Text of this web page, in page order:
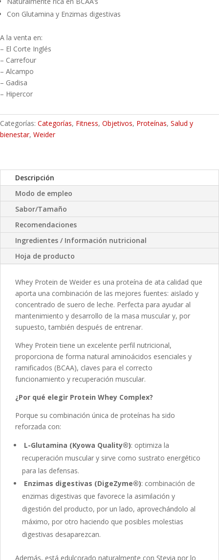
Con Glutamina y Enzimas digestivas
A la venta en:
– El Corte Inglés
– Carrefour
– Alcampo
– Gadisa
– Hipercor
Categorías: Categorías, Fitness, Objetivos, Proteínas, Salud y
bienestar, Weider
Descripción
Modo de empleo
Sabor/Tamaño
Recomendaciones
Ingredientes / Información nutricional
Hoja de producto
Whey Protein de Weider es una proteína de ata calidad que
aporta una combinación de las mejores fuentes: aislado y
concentrado de suero de leche. Perfecta para ayudar al
mantenimiento y desarrollo de la masa muscular y, por
supuesto, también después de entrenar.
Whey Protein tiene un excelente perfil nutricional,
proporciona de forma natural aminoácidos esenciales y
ramificados (BCAA), claves para el correcto
funcionamiento y recuperación muscular.
¿Por qué elegir Protein Whey Complex?
Porque su combinación única de proteínas ha sido
reforzada con:
L-Glutamina (Kyowa Quality®): optimiza la
recuperación muscular y sirve como sustrato energético
para las defensas.
Enzimas digestivas (DigeZyme®): combinación de
enzimas digestivas que favorece la asimilación y
digestión del producto, por un lado, aprovechándolo al
máximo, por otro haciendo que posibles molestias
digestivas desaparezcan.
Además, está edulcorado naturalmente con Stevia por lo